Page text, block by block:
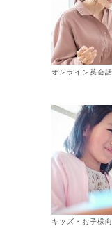
オンライン英会
キッズ・お子様